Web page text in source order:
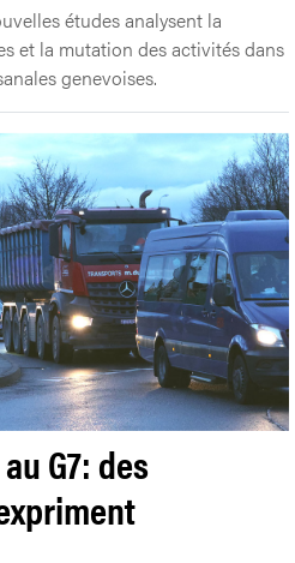
études analysent la
et la mutation des activités dans
genevoises.
G7: des